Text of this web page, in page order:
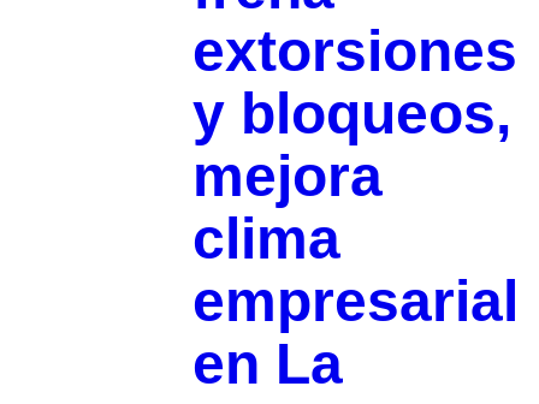
extorsiones
y bloqueos,
mejora
clima
empresarial
en La